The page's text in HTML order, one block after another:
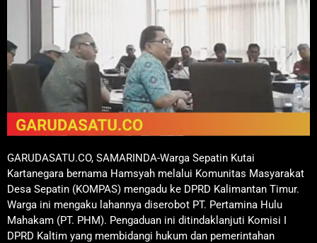
GARUDASATU.CO, SAMARINDA-Warga Sepatin Kutai
Kartanegara bernama Hamsyah melalui Komunitas Masyarakat
Desa Sepatin (KOMPAS) mengadu ke DPRD Kalimantan Timur.
Warga ini mengaku lahannya diserobot PT. Pertamina Hulu
Mahakam (PT. PHM). Pengaduan ini ditindaklanjuti Komisi I
DPRD Kaltim yang membidangi hukum dan pemerintahan